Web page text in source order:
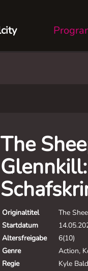
The
Originaltitel
The
Startdatum
Altersfreigabe
6(10)
Genre
Action,
Regie
Kyle